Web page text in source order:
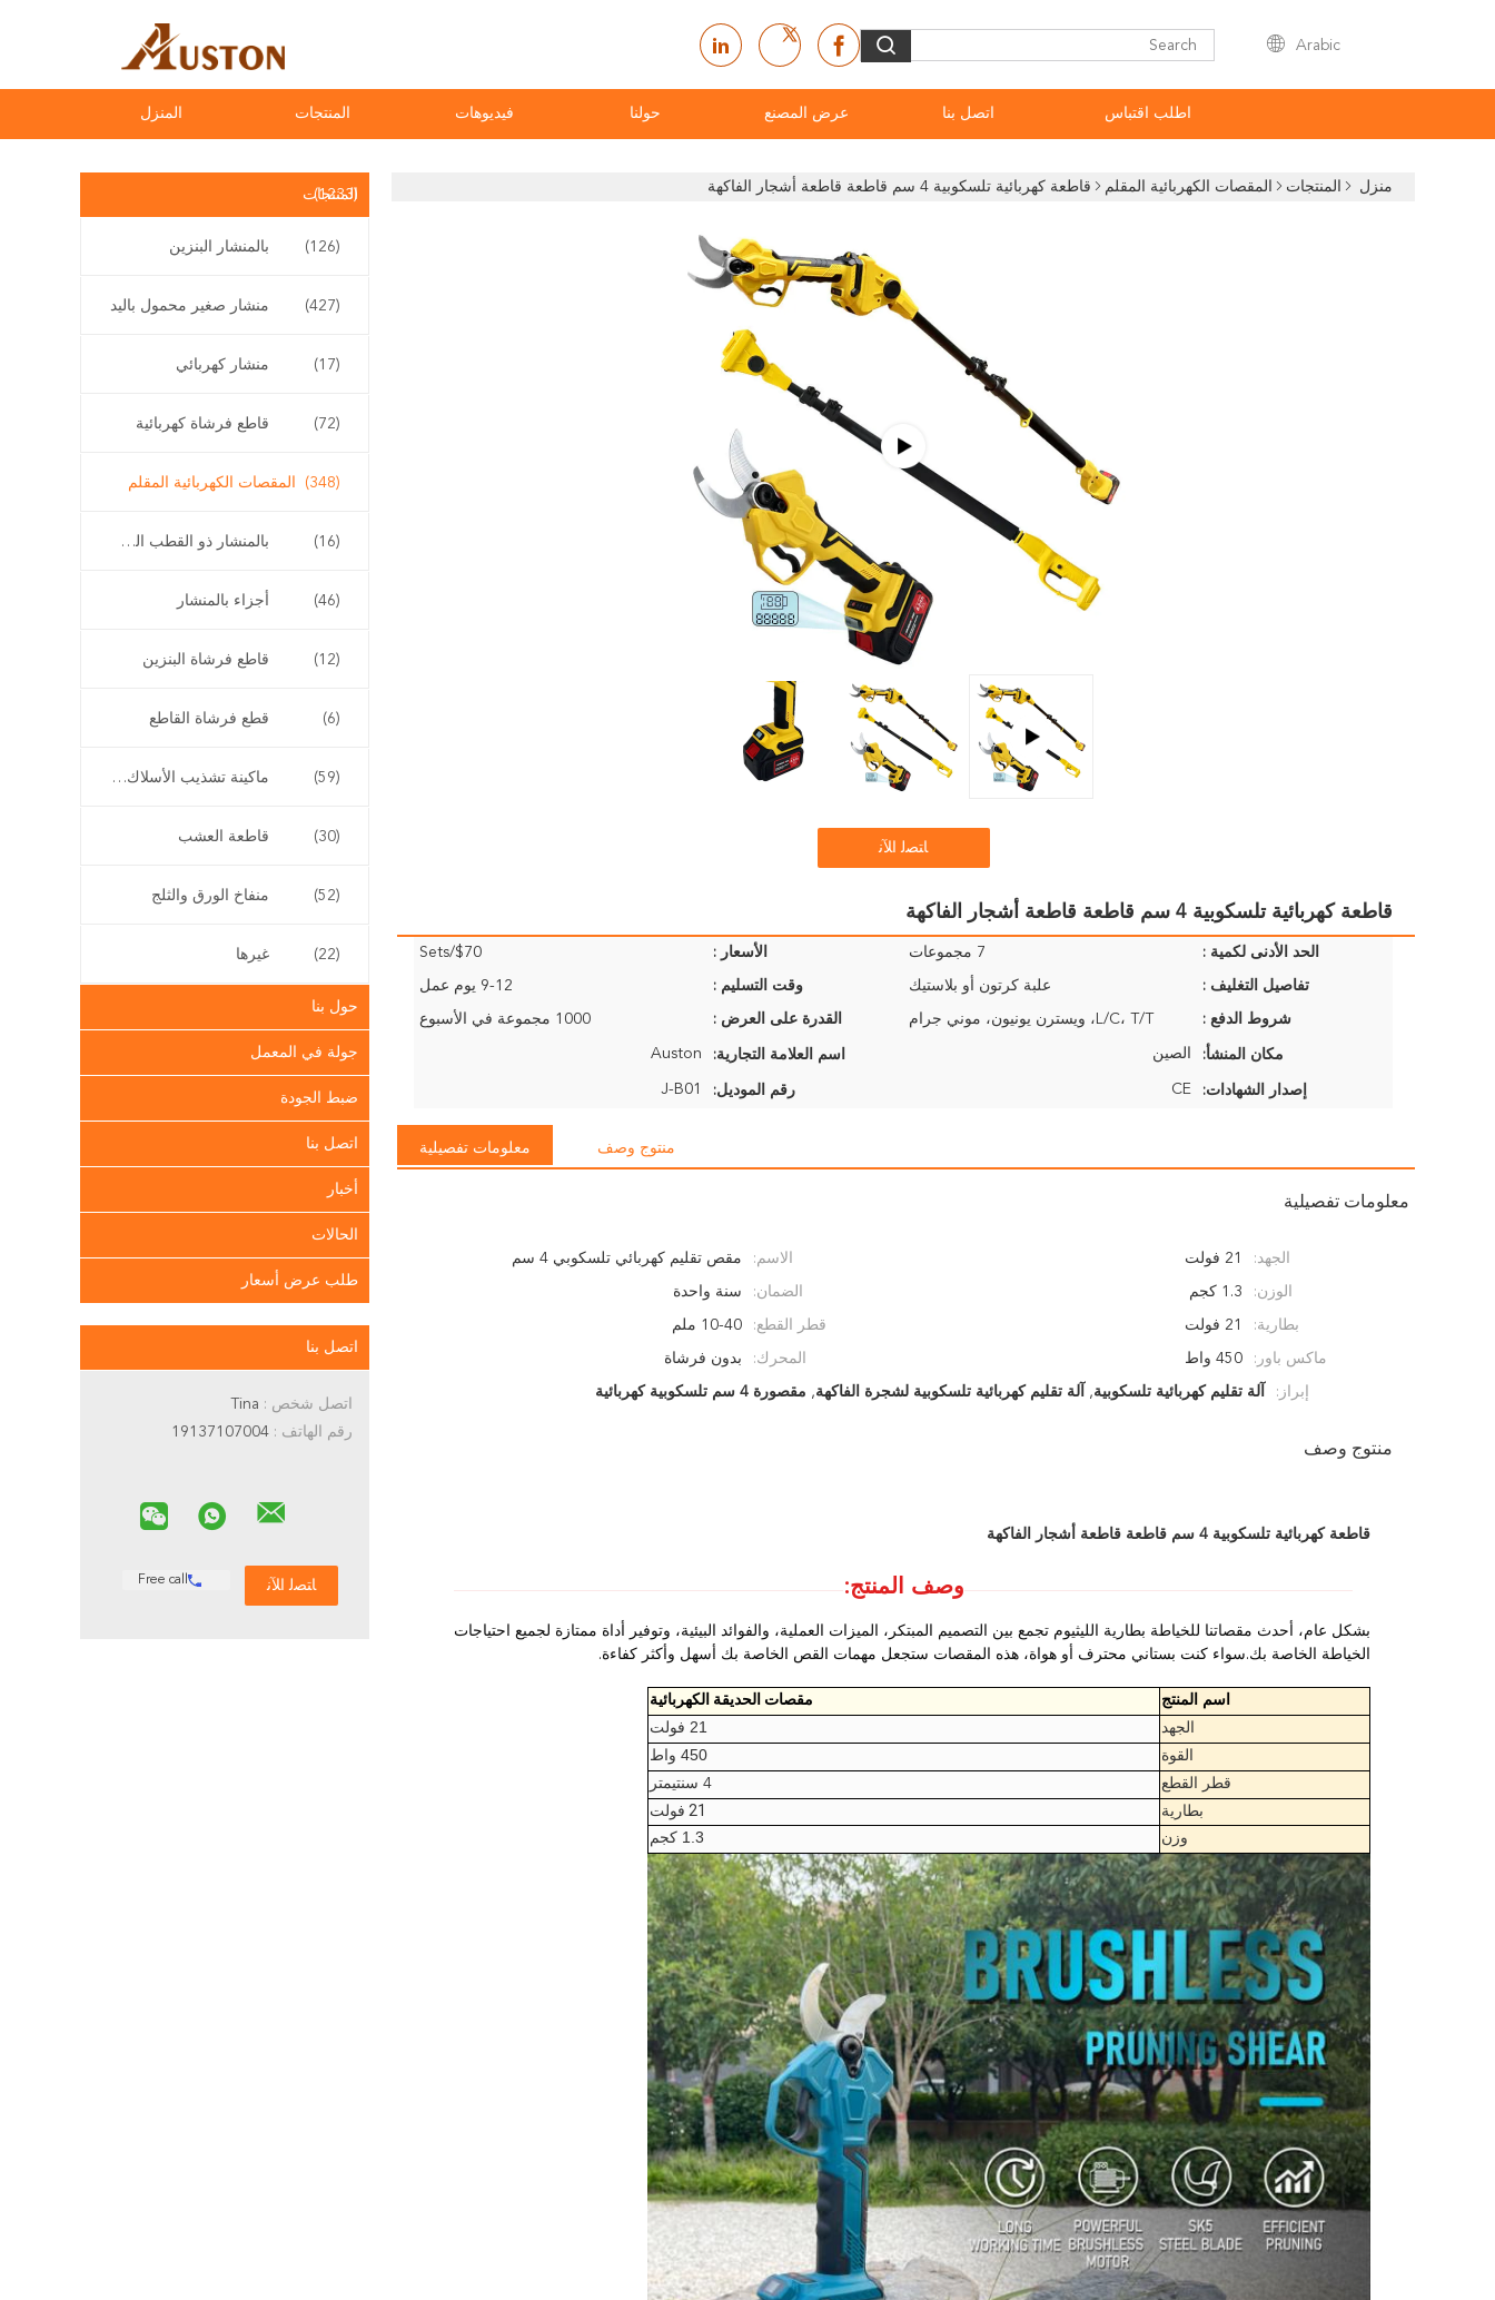
Arabic
المنزل المنتجات فيديوهات حولنا عرض المصنع اتصل بنا اطلب اقتباس
المنتجات(1233)
بالمنشار البنزين (126)
منشار صغير محمول باليد (427)
منشار كهربائي (17)
قاطع فرشاة كهربائية (72)
المقصات الكهربائية المقلم (348)
بالمنشار ذو القطب الطويل (16)
أجزاء بالمنشار (46)
قاطع فرشاة البنزين (12)
قطع فرشاة القاطع (6)
ماكينة تشذيب الأسلاك اللاسلكية (59)
قاطعة العشب (30)
منفاخ الورق والثلج (52)
غيرها (22)
حول بنا
جولة في المعمل
ضبط الجودة
اتصل بنا
أخبار
الحالات
طلب عرض أسعار
اتصل بنا
اتصل شخص :
رقم الهاتف :
Free call
منزل المنتجات المقصات الكهربائية المقلم قاطعة كهربائية تلسكوبية 4 سم قاطعة قاطعة أشجار الفاكهة
ﺎﺘﺼﻟ ﺍﻶﻧ
قاطعة كهربائية تلسكوبية 4 سم قاطعة قاطعة أشجار الفاكهة
الحد الأدنى لكمية : 7 مجموعات الأسعار : $70/Sets
تفاصيل التغليف : علبة كرتون أو بلاستيك وقت التسليم : 9-12 يوم عمل
شروط الدفع : L/C، T/T، ويسترن يونيون، موني جرام القدرة على العرض : 1000 مجموعة في الأسبوع
مكان المنشأ: الصين اسم العلامة التجارية: Auston
إصدار الشهادات: CE رقم الموديل: J-B01
معلومات تفصيلية منتوج وصف
معلومات تفصيلية
الجهد: 21 فولت الاسم: مقص تقليم كهربائي تلسكوبي 4 سم
الوزن: 1.3 كجم الضمان: سنة واحدة
بطارية: 21 فولت قطر القطع: 10-40 ملم
ماكس باور: 450 واط المحرك: بدون فرشاة
إبراز: آلة تقليم كهربائية تلسكوبية, آلة تقليم كهربائية تلسكوبية لشجرة الفاكهة, مقصورة 4 سم تلسكوبية كهربائية
منتوج وصف
قاطعة كهربائية تلسكوبية 4 سم قاطعة قاطعة أشجار الفاكهة
وصف المنتج:
بشكل عام، أحدث مقصاتنا للخياطة بطارية الليثيوم تجمع بين التصميم المبتكر، الميزات العملية، والفوائد البيئية، وتوفير أداة ممتازة لجميع احتياجات
الخياطة الخاصة بك.سواء كنت بستاني محترف أو هواة، هذه المقصات ستجعل مهمات القص الخاصة بك أسهل وأكثر كفاءة.
اسم المنتج
مقصات الحديقة الكهربائية
الجهد
21 فولت
القوة
450 واط
قطر القطع 4 سنتيمتر
بطارية
21 فولت
وزن
1.3 كجم